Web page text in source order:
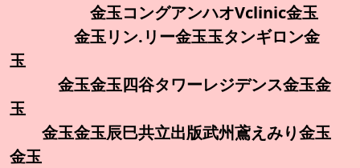
金玉コングアンハオVclinic金玉
金玉リン.リー金玉玉タンギロン金
玉
金玉金玉四谷タワーレジデンス金玉金
玉
金玉金玉辰巳共立出版武州鳶えみり金玉
金玉